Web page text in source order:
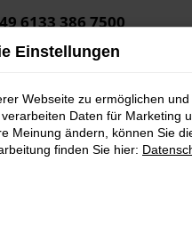
6133 386 7500
Einstellungen
Webseite zu ermöglichen
Daten für Marketing
Meinung ändern, können Sie
finden Sie hier: